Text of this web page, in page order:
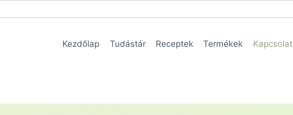
Kezdőlap Tudástár Receptek Termékek Kapcsolat